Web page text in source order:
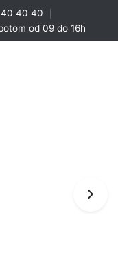
40 40 40
od 09 do 16h